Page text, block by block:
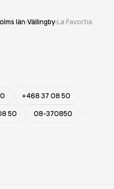
län Vällingby La Favortia
+468 37 08 50
50 08-370850